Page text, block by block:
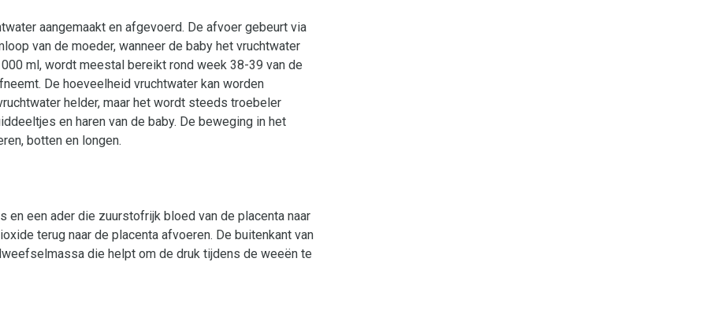
aangemaakt en afgevoerd. De afvoer gebeurt via
van de moeder, wanneer de baby het vruchtwater
ml, wordt meestal bereikt rond week 38-39 van de
De hoeveelheid vruchtwater kan worden
helder, maar het wordt steeds troebeler
en haren van de baby. De beweging in het
botten en longen.
een ader die zuurstofrijk bloed van de placenta naar
terug naar de placenta afvoeren. De buitenkant van
die helpt om de druk tijdens de weeën te